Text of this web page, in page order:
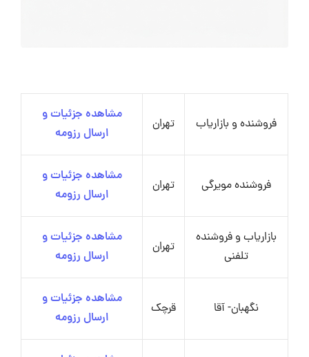
فروشنده و بازاریاب تهران
مشاهده جزئیات و
ارسال رزومه
فروشنده مویرگی تهران
مشاهده جزئیات و
ارسال رزومه
بازاریاب و فروشنده
تلفنی
تهران
مشاهده جزئیات و
ارسال رزومه
نگهبان- آقا قرچک
مشاهده جزئیات و
ارسال رزومه